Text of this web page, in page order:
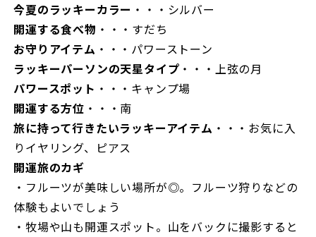
今夏のラッキーカラー ・・・シルバー
開運する食べ物 ・・・すだち
お守りアイテム ・・・パワーストーン
ラッキーパーソンの天星タイプ ・・・上弦の月
パワースポット ・・・キャンプ場
開運する方位 ・・・南
旅に持って行きたいラッキーアイテム ・・・お気に入
りイヤリング、ピアス
開運旅のカギ
・フルーツが美味しい場所が◎。フルーツ狩りなどの
体験もよいでしょう
・牧場や山も開運スポット。山をバックに撮影すると